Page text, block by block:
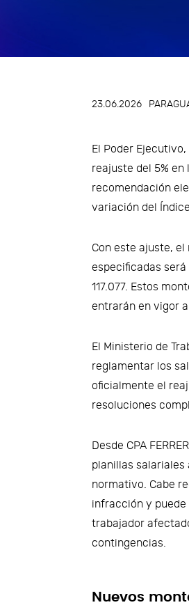
Tecnología y
23.06.2026
El Poder
reajuste del 5%
recomendación
variación del
Con este ajuste,
especificadas
117.077. Estos
entrarán en vigor
El Ministerio de
reglamentar los
oficialmente el
resoluciones
Desde CPA
planillas
normativo. Cabe
infracción y puede
trabajador
contingencias.
Nuevos